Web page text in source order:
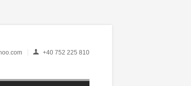
+40 752 225 810